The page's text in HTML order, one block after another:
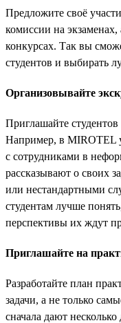
Предложите своё
комиссии на
конкурсах. Так вы
студентов и выбирать
Организовывайте
Приглашайте
Например, в MIROTEL
с сотрудниками в
рассказывают о своих
или нестандартными
студентам лучше
перспективы их ждут
Приглашайте на
Разработайте план
задачи, а не только
сначала дают